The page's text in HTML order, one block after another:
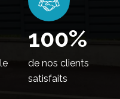
100%
de nos clients
satisfaits